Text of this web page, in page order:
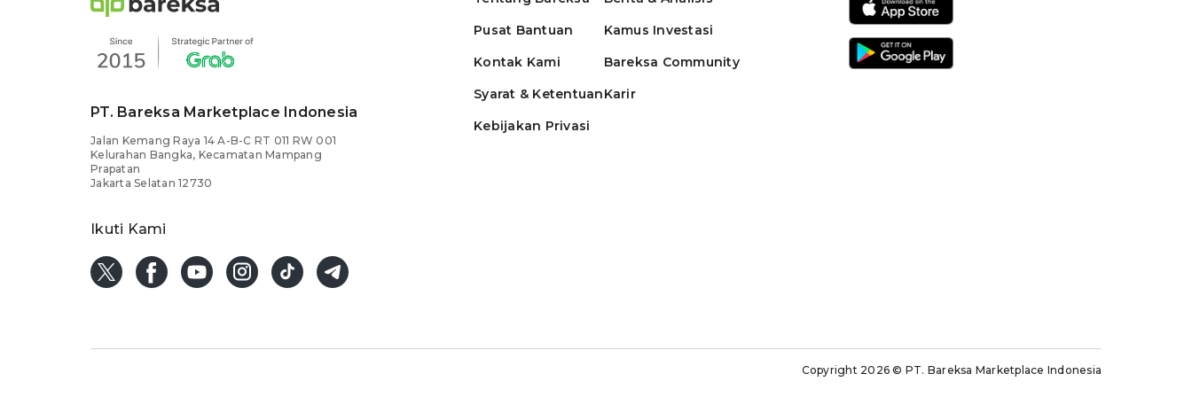
PT. Bareksa Marketplace Indonesia
Jalan Kemang Raya 14 A-B-C RT 011 RW 001
Kelurahan Bangka, Kecamatan Mampang
Prapatan
Jakarta Selatan 12730
Ikuti Kami
Pusat Bantuan
Kontak Kami
Syarat & Ketentuan
Kebijakan Privasi
Kamus Investasi
Bareksa Community
Karir
Copyright 2026© PT. Bareksa Marketplace Indonesia